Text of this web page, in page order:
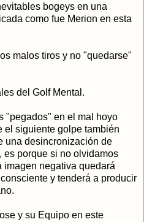
bogeys en una
como fue Merion en esta
malos tiros y no "quedarse"
del Golf Mental.
"pegados" en el mal hoyo
el siguiente golpe también
una desincronización de
es porque si no olvidamos
imagen negativa quedará
y tenderá a producir
y su Equipo en este